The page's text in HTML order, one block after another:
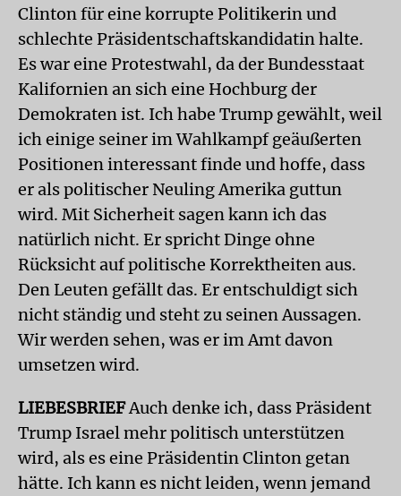
Clinton für eine korrupte Politikerin und
schlechte Präsidentschaftskandidatin halte.
Es war eine Protestwahl, da der Bundesstaat
Kalifornien an sich eine Hochburg der
Demokraten ist. Ich habe Trump gewählt, weil
ich einige seiner im Wahlkampf geäußerten
Positionen interessant finde und hoffe, dass
er als politischer Neuling Amerika guttun
wird. Mit Sicherheit sagen kann ich das
natürlich nicht. Er spricht Dinge ohne
Rücksicht auf politische Korrektheiten aus.
Den Leuten gefällt das. Er entschuldigt sich
nicht ständig und steht zu seinen Aussagen.
Wir werden sehen, was er im Amt davon
umsetzen wird.
LIEBESBRIEFAuch denke ich, dass Präsident
Trump Israel mehr politisch unterstützen
wird, als es eine Präsidentin Clinton getan
hätte. Ich kann es nicht leiden, wenn jemand